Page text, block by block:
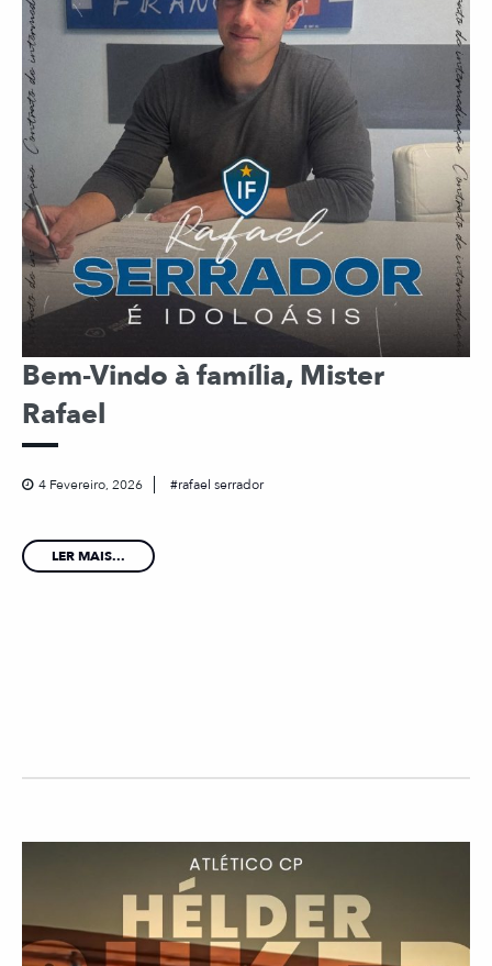
Bem-Vindo à família, Mister
Rafael
4 Fevereiro, 2026 rafael serrador
LER MAIS...